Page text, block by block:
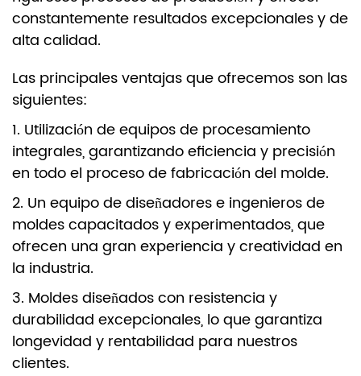
constantemente resultados excepcionales y de
alta calidad.
Las principales ventajas que ofrecemos son las
siguientes:
1. Utilización de equipos de procesamiento
integrales, garantizando eficiencia y precisión
en todo el proceso de fabricación del molde.
2. Un equipo de diseñadores e ingenieros de
moldes capacitados y experimentados, que
ofrecen una gran experiencia y creatividad en
la industria.
3. Moldes diseñados con resistencia y
durabilidad excepcionales, lo que garantiza
longevidad y rentabilidad para nuestros
clientes.